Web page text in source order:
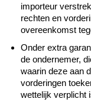
importeur
rechten en
overeenkomst
Onder extra
de ondernemer,
waarin deze aan
vorderingen
wettelijk verplicht